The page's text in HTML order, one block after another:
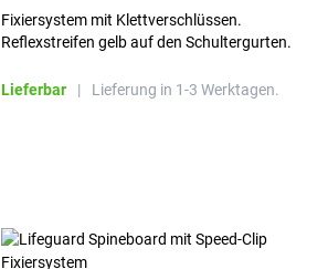
Fixiersystem mit Klettverschlüssen.
Reflexstreifen gelb auf den Schultergurten.
Lieferbar | Lieferung in 1-3 Werktagen.